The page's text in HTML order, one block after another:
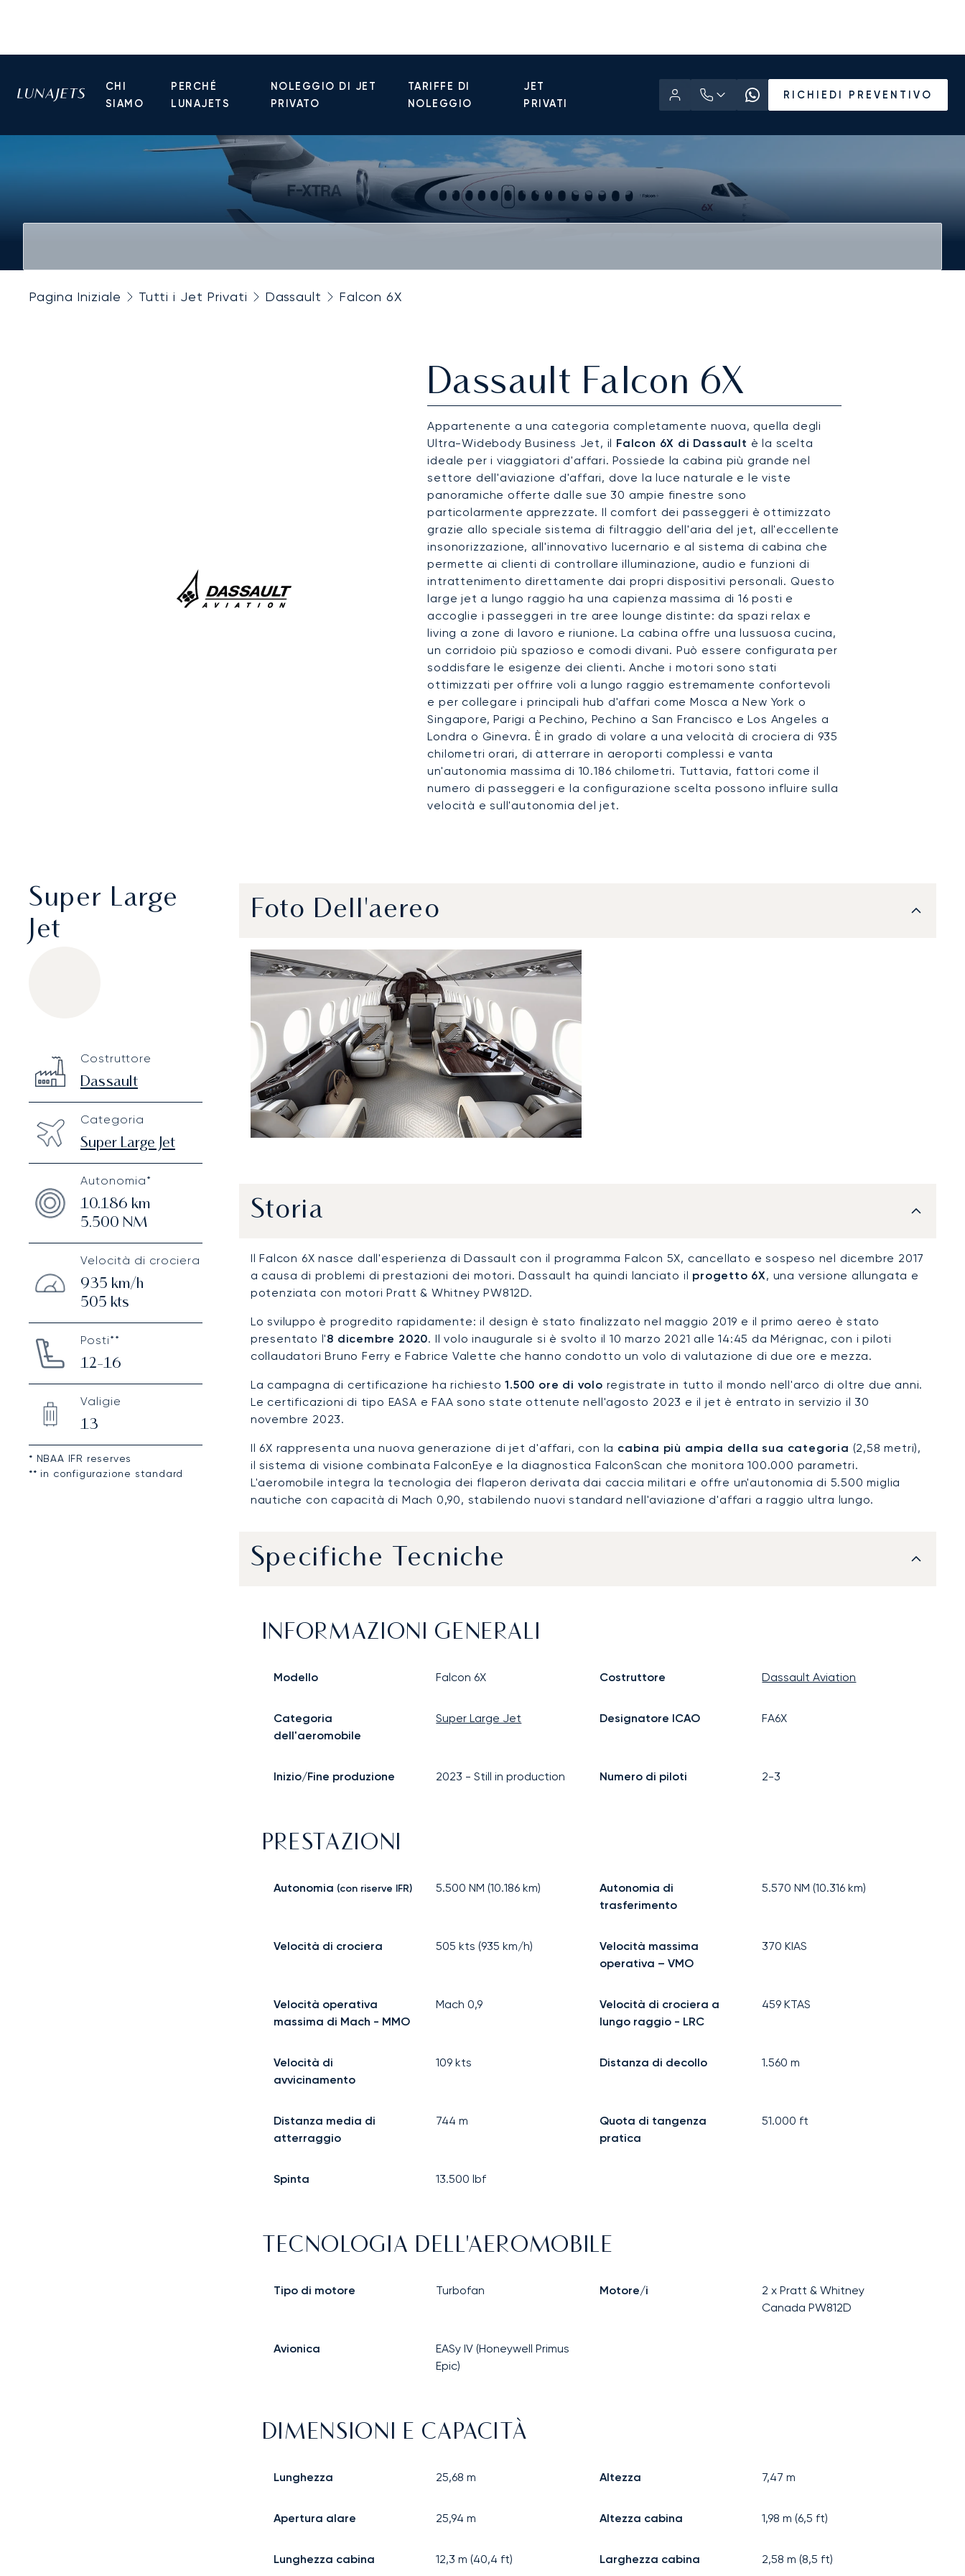
CHI
SIAMO
PERCHÉ
LUNAJETS
NOLEGGIO DI JET
PRIVATO
TARIFFE DI
NOLEGGIO
JET
PRIVATI
RICHIEDI PREVENTIVO
Pagina Iniziale Tutti i Jet Privati Dassault Falcon 6X
Dassault Falcon 6X
Appartenente a una categoria completamente nuova, quella degli
Ultra-Widebody Business Jet, il Falcon 6X di Dassault è la scelta
ideale per i viaggiatori d'affari. Possiede la cabina più grande nel
settore dell'aviazione d'affari, dove la luce naturale e le viste
panoramiche offerte dalle sue 30 ampie finestre sono
particolarmente apprezzate. Il comfort dei passeggeri è ottimizzato
grazie allo speciale sistema di filtraggio dell'aria del jet, all'eccellente
insonorizzazione, all'innovativo lucernario e al sistema di cabina che
permette ai clienti di controllare illuminazione, audio e funzioni di
intrattenimento direttamente dai propri dispositivi personali. Questo
large jet a lungo raggio ha una capienza massima di 16 posti e
accoglie i passeggeri in tre aree lounge distinte: da spazi relax e
living a zone di lavoro e riunione. La cabina offre una lussuosa cucina,
un corridoio più spazioso e comodi divani. Può essere configurata per
soddisfare le esigenze dei clienti. Anche i motori sono stati
ottimizzati per offrire voli a lungo raggio estremamente confortevoli
e per collegare i principali hub d'affari come Mosca a New York o
Singapore, Parigi a Pechino, Pechino a San Francisco e Los Angeles a
Londra o Ginevra. È in grado di volare a una velocità di crociera di 935
chilometri orari, di atterrare in aeroporti complessi e vanta
un'autonomia massima di 10.186 chilometri. Tuttavia, fattori come il
numero di passeggeri e la configurazione scelta possono influire sulla
velocità e sull'autonomia del jet.
Super Large
Jet
Technical specifications
Costruttore
Dassault
Categoria
Super Large Jet
Autonomia*
10.186 km
5.500 NM
Velocità di crociera
935 km/h
505 kts
Posti**
12-16
Valigie
13
* NBAA IFR reserves
** in configurazione standard
Foto Dell'aereo
Storia
Il Falcon 6X nasce dall'esperienza di Dassault con il programma Falcon 5X, cancellato e sospeso nel dicembre 2017
a causa di problemi di prestazioni dei motori. Dassault ha quindi lanciato il progetto 6X, una versione allungata e
potenziata con motori Pratt & Whitney PW812D.
Lo sviluppo è progredito rapidamente: il design è stato finalizzato nel maggio 2019 e il primo aereo è stato
presentato l'8 dicembre 2020. Il volo inaugurale si è svolto il 10 marzo 2021 alle 14:45 da Mérignac, con i piloti
collaudatori Bruno Ferry e Fabrice Valette che hanno condotto un volo di valutazione di due ore e mezza.
La campagna di certificazione ha richiesto1.500 ore di volo registrate in tutto il mondo nell'arco di oltre due anni.
Le certificazioni di tipo EASA e FAA sono state ottenute nell'agosto 2023 e il jet è entrato in servizio il 30
novembre 2023.
Il 6X rappresenta una nuova generazione di jet d'affari, con la cabina più ampia della sua categoria (2,58 metri),
il sistema di visione combinata FalconEye e la diagnostica FalconScan che monitora 100.000 parametri.
L'aeromobile integra la tecnologia dei flaperon derivata dai caccia militari e offre un'autonomia di 5.500 miglia
nautiche con capacità di Mach 0,90, stabilendo nuovi standard nell'aviazione d'affari a raggio ultra lungo.
Specifiche Tecniche
INFORMAZIONI GENERALI
Modello Falcon 6X Costruttore Dassault Aviation
Categoria
dell'aeromobile
Super Large Jet Designatore ICAO FA6X
Inizio/Fine produzione 2023 -Still in production Numero di piloti 2-3
PRESTAZIONI
Autonomia (con riserve IFR) 5.500 NM (10.186 km)
Autonomia di
trasferimento
5.570 NM (10.316 km)
Velocità di crociera 505 kts (935 km/h)
Velocità massima
operativa – VMO
370 KIAS
Velocità operativa
massima di Mach - MMO
Mach0,9
Velocità di crociera a
lungo raggio - LRC
459 KTAS
Velocità di
avvicinamento
109 kts Distanza di decollo 1.560 m
Distanza media di
atterraggio
744 m
Quota di tangenza
pratica
51.000 ft
Spinta 13.500 lbf
TECNOLOGIA DELL'AEROMOBILE
Tipo di motore Turbofan Motore/i
2 x Pratt & Whitney
Canada PW812D
Avionica
EASy IV (Honeywell Primus
Epic)
DIMENSIONI E CAPACITÀ
Lunghezza 25,68 m Altezza 7,47 m
Apertura alare 25,94 m Altezza cabina 1,98 m (6,5 ft)
Lunghezza cabina 12,3 m (40,4 ft) Larghezza cabina 2,58 m (8,5 ft)